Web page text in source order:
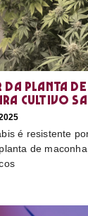
da planta
cultivo
é resistente
de